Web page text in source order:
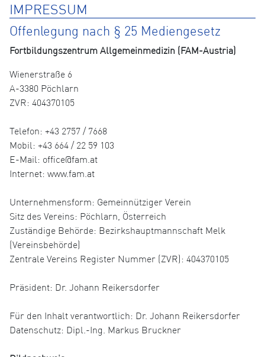
IMPRESSUM
Offenlegung nach § 25 Mediengesetz
Fortbildungszentrum Allgemeinmedizin (FAM-Austria)
Wienerstraße 6
A-3380 Pöchlarn
ZVR: 404370105
Telefon: +43 2757 / 7668
Mobil: +43 664 / 22 59 103
E-Mail: office@fam.at
Internet: www.fam.at
Unternehmensform: Gemeinnütziger Verein
Sitz des Vereins: Pöchlarn, Österreich
Zuständige Behörde: Bezirkshauptmannschaft Melk
(Vereinsbehörde)
Zentrale Vereins Register Nummer (ZVR): 404370105
Präsident: Dr. Johann Reikersdorfer
Für den Inhalt verantwortlich: Dr. Johann Reikersdorfer
Datenschutz: Dipl.-Ing. Markus Bruckner